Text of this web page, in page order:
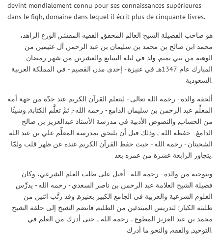
devint mondialement connu pour ses connaissances supérieures
dans le fiqh, domaine dans lequel il écrit plus de cinquante livres.
هو صاحب الفضيلة الشيخ العالم المحقق, الفقيه المفسّر, الورع الزاهد،
محمد ابن صالح بن محمد بن سليمان بن عبد الرحمن آل عثيمين من
الوهبة من بني تميم. ولد في ليلة السابع والعشرين من شهر رمضان
المبارك عام 1347هـ في عنيزة - إحدى مدن القصيم - في المملكة العربية
السعودية.
ألحقه والده - رحمه الله تعالى - ليتعلم القرآن الكريم عند جدّه من جهة أمه
المعلِّم عبد الرحمن بن سليمان الدامغ - رحمه الله -, ثمَّ تعلَّم الكتابة, وشيئًا
من الحساب, والنصوص الأدبية في مدرسة الأستاذ عبدالعزيز بن صالح
الدامغ - حفظه الله -, وذلك قبل أن يلتحق بمدرسة المعلِّم علي بن عبد الله
الشحيتان - رحمه الله - حيث حفظ القرآن الكريم عنده عن ظهر قلب ولمّا
يتجاوز الرابعة عشرة من عمره بعد.
وبتوجيه من والده - رحمه الله - أقبل على طلب العلم الشرعي، وكان
فضيلة الشيخ العلامة عبد الرحمن بن ناصر السعدي - رحمه الله - يدرِّس
العلوم الشرعية والعربية في الجامع الكبير بعنيزة, وقد رتَّب اثنين من
طلبته الكبار؛ لتدريس المبتدئين من الطلبة, فانضم الشيخ إلى حلقة الشيخ
محمد بن عبد العزيز المطوع ـ رحمه الله ـ حتى أدرك من العلم في
التوحيد, والفقه, والنحو ما أدرك.